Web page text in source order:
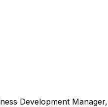
Development Manager,